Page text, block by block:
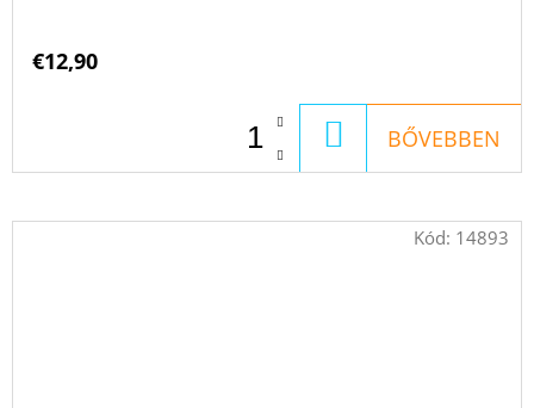
€12,90
KOSÁRBA
BŐVEBBEN
Kód: 14893